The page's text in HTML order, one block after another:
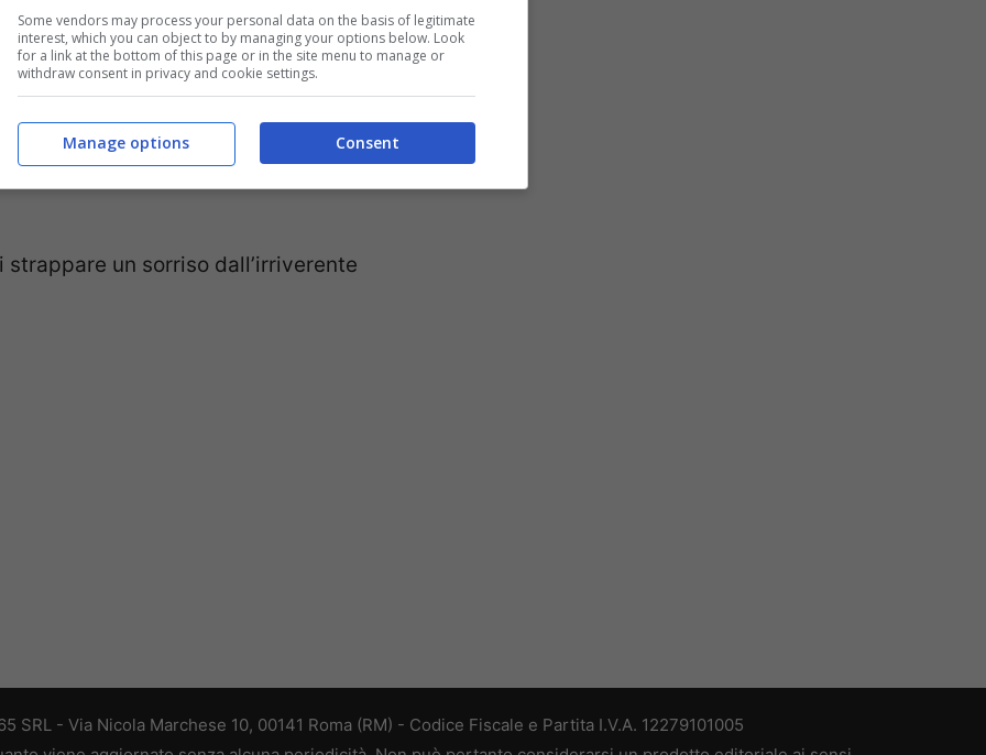
un sorriso dall’irriverente
SRL - Via Nicola Marchese 10, 00141 Roma (RM) - Codice Fiscale e Partita I.V.A. 12279101005
Some vendors may process your personal data on the basis of legitimate
interest, which you can object to by managing your options below. Look
for a link at the bottom of this page or in the site menu to manage or
withdraw consent in privacy and cookie settings.
Consent
Manage options